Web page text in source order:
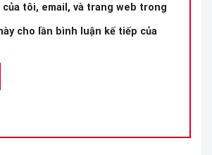
của tôi, email, và trang web trong
cho lần bình luận kế tiếp của